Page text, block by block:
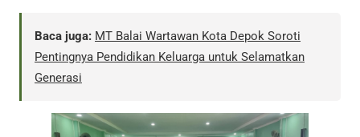
Baca juga: MT Balai Wartawan Kota Depok Soroti
Pentingnya Pendidikan Keluarga untuk Selamatkan
Generasi